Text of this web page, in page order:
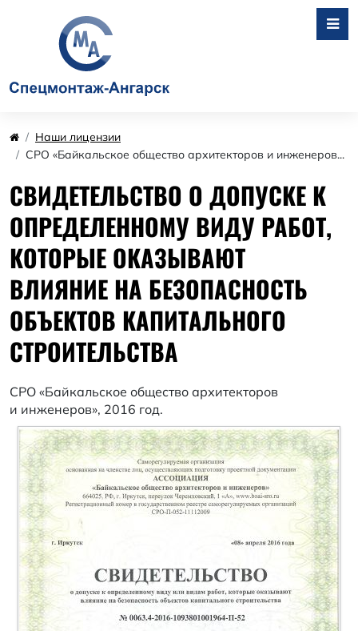
Наши лицензии
СРО «Байкальское общество архитекторов и инженеров...
СВИДЕТЕЛЬСТВО О ДОПУСКЕ К
ОПРЕДЕЛЕННОМУ ВИДУ РАБОТ,
КОТОРЫЕ ОКАЗЫВАЮТ
ВЛИЯНИЕ НА БЕЗОПАСНОСТЬ
ОБЪЕКТОВ КАПИТАЛЬНОГО
СТРОИТЕЛЬСТВА
СРО «Байкальское общество архитекторов
и инженеров», 2016 год.